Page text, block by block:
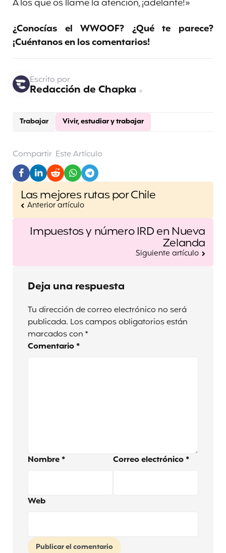
A los que os llame la atención, ¡adelante!»
¿Conocías el WWOOF? ¿Qué te parece?
¡Cuéntanos en los comentarios!
Trabajar Vivir, estudiar y trabajar
Escrito por
Redacción de Chapka
Compartir Este Artículo
Post
navigation
Las mejores rutas por Chile
Anterior artículo
Impuestos y número IRD en Nueva
Zelanda
Siguiente artículo
Deja una respuesta
Tu dirección de correo electrónico no será
publicada. Los campos obligatorios están
marcados con *
Comentario *
Nombre * Correo electrónico *
Web